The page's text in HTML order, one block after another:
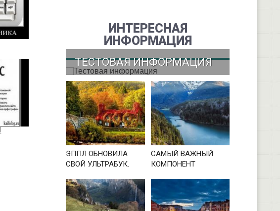
ИНТЕРЕСНАЯ
ИНФОРМАЦИЯ
ТЕСТОВАЯ ИНФОРМАЦИЯ
ЭППЛ ОБНОВИЛА
СВОЙ УЛЬТРАБУК.
САМЫЙ ВАЖНЫЙ
КОМПОНЕНТ